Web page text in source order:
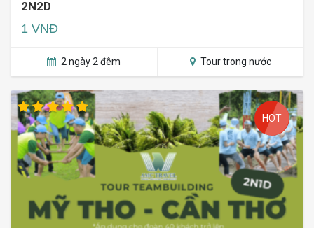
2N2D
1 VNĐ
2 ngày 2 đêm Tour trong nước
HOT